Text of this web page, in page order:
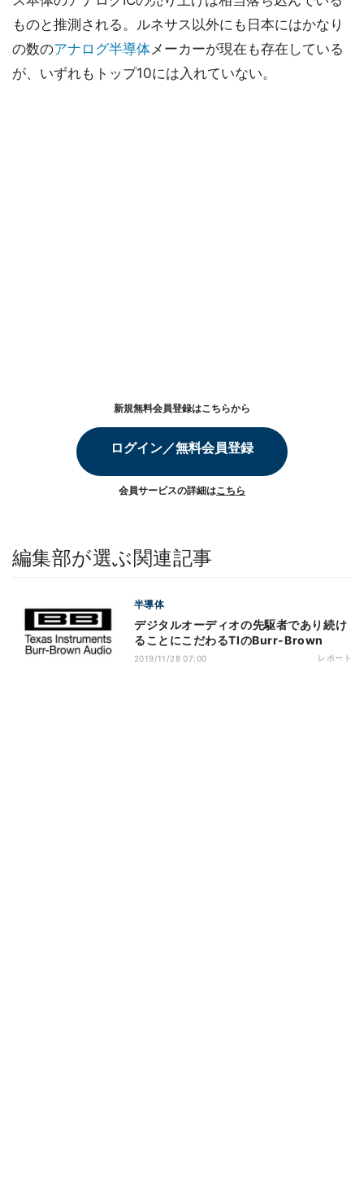
ものと推測される。ルネサス以外にも日本にはかなり
の数のアナログ半導体 メーカーが現在も存在している
が、いずれもトップ10には入れていない。
新規無料会員登録はこちらから
ログイン／無料会員登録
会員サービスの詳細はこちら
編集部が選ぶ関連記事
半導体
デジタルオーディオの先駆者であり続け
ることにこだわるTIのBurr-Brown
2019/11/28 07:00 レポート